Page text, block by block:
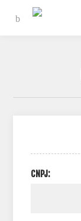
CNPJ: